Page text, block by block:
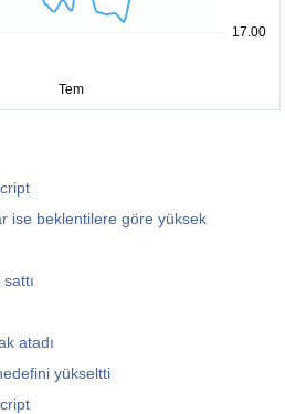
ise beklentilere göre yüksek
atadı
yükseltti